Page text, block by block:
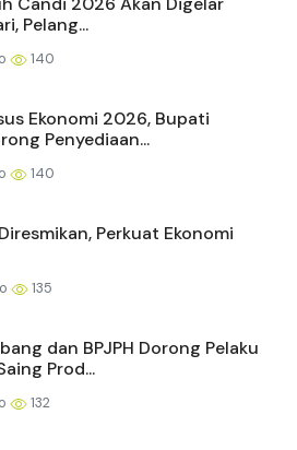
Pelang...
140
Ekonomi 2026, Bupati
Penyediaan...
140
Perkuat Ekonomi
135
dan BPJPH Dorong Pelaku
Prod...
132